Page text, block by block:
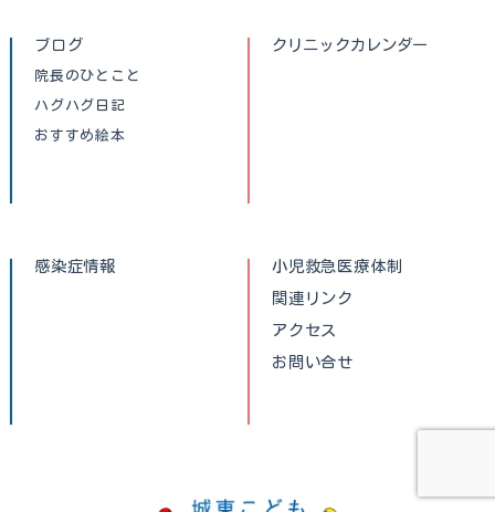
ブログ
院長のひとこと
ハグハグ日記
おすすめ絵本
クリニックカレンダー
感染症情報
小児救急医療体制
関連リンク
アクセス
お問い合せ